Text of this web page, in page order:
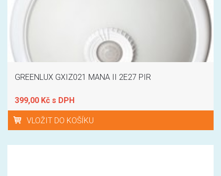
GREENLUX GXIZ021 MANA II 2E27 PIR
399,00 Kč s DPH
VLOŽIT DO KOŠÍKU